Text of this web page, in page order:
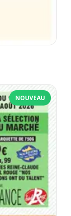
NOUVEAU